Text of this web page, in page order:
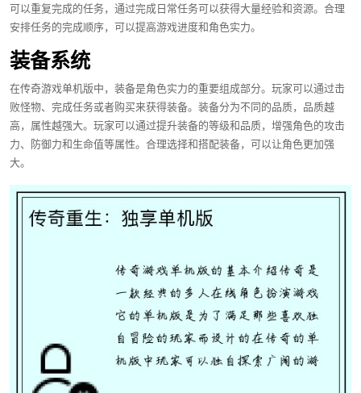
可以重复完成的任务，通过完成日常任务可以获得大量经验和资源。合理
安排任务的完成顺序，可以提高游戏进度和角色实力。
装备系统
在传奇游戏单机版中，装备是角色实力的重要组成部分。玩家可以通过击
败怪物、完成任务或者购买来获得装备。装备分为不同的品质，品质越
高，属性越强大。玩家可以通过提升装备的等级和品质，增强角色的攻击
力、防御力和生命值等属性。合理选择和搭配装备，可以让角色更加强
大。